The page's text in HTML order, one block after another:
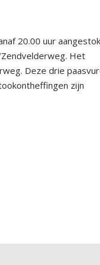
20.00 uur
Zendvelderweg. Het
Deze drie
zijn